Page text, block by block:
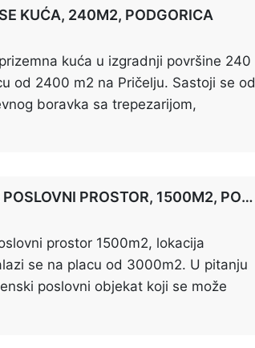
KUĆA, 240M2, PODGORICA
kuća u izgradnji površine 240
od 2400 m2 na Pričelju. Sastoji se od
boravka sa trepezarijom,
4 spavaće sobe, kupatilom,
ima direktan prilaz rijeci […]
IZDAJE SE POSLOVNI PROSTOR, 1500M2, PODGORICA
prostor 1500m2, lokacija
se na placu od 3000m2. U pitanju
poslovni objekat koji se može
za skladištenje, proizvodnju,